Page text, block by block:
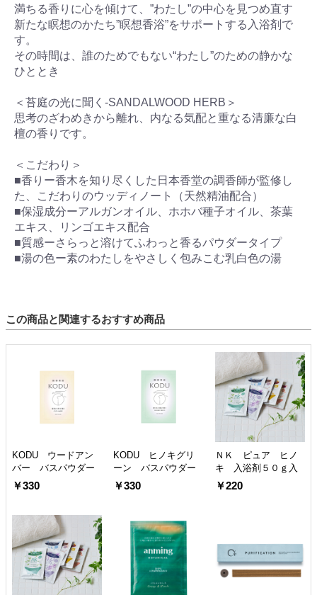
満ちる香りに心を傾けて、”わたし”の中心を見つめ直す
新たな瞑想のかたち”瞑想香浴”をサポートする入浴剤で
す。
その時間は、誰のためでもない“わたし”のための静かな
ひととき
＜苔庭の光に聞く-SANDALWOOD HERB＞
思考のざわめきから離れ、内なる気配と重なる清廉な白
檀の香りです。
＜こだわり＞
■香りー香木を知り尽くした日本香堂の調香師が監修し
た、こだわりのウッディノート（天然精油配合）
■保湿成分ーアルガンオイル、ホホバ種子オイル、茶葉
エキス、リンゴエキス配合
■質感ーさらっと溶けてふわっと香るパウダータイプ
■湯の色ー素のわたしをやさしく包みこむ乳白色の湯
この商品と関連するおすすめ商品
KODU ウードアン
バー バスパウダー
￥330
KODU ヒノキグリ
ーン バスパウダー
￥330
ＮＫ ピュア ヒノ
キ 入浴剤５０ｇ入
￥220